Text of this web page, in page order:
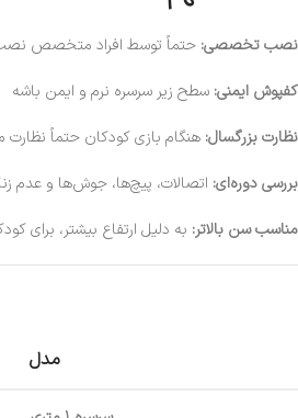
نصب تخصصی: حتماً توسط افراد متخصص
کفپوش ایمنی: سطح زیر سرسره نرم و ایمن باشه
نظارت بزرگسال: هنگام بازی کودکان حتماً نظارت
بررسی دوره‌ای: اتصالات، پیچ‌ها، جوش‌ها و عدم
مناسب سن بالاتر: به دلیل ارتفاع بیشتر، برای
مدل